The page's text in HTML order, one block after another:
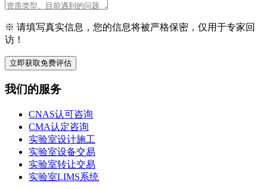
※ 请填写真实信息，您的信息将被严格保密，仅用于专家回
访！
立即获取免费评估
我们的服务
CNAS认可咨询
CMA认定咨询
实验室设计施工
实验室设备交易
实验室转让交易
实验室LIMS系统